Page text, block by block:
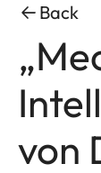
Back
von